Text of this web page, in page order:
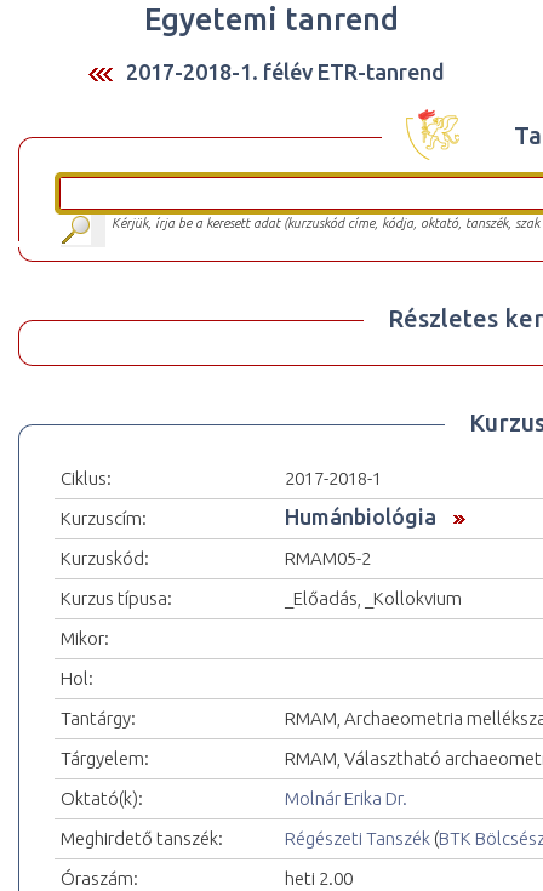
Egyetemi tanrend
2017-2018-1. félév ETR-tanrend
Kérjük, írja be a keresett adat (kurzuskód címe, kódja, oktató, tanszék,
Részletes
Ciklus:
2017-2018-1
Kurzuscím:
Humánbiológia
Kurzuskód:
RMAM05-2
Kurzus típusa:
_Előadás, _Kollokvium
Mikor:
Hol:
Tantárgy:
RMAM, Archaeometria
Tárgyelem:
RMAM, Választható
Oktató(k):
Molnár Erika Dr.
Meghirdető tanszék:
Régészeti Tanszék (BTK
Óraszám:
heti 2.00